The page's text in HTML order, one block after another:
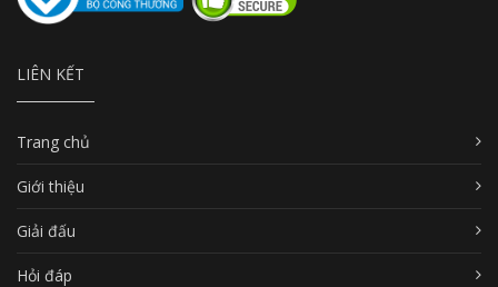
LIÊN KẾT
Trang chủ
Giới thiệu
Giải đấu
Hỏi đáp